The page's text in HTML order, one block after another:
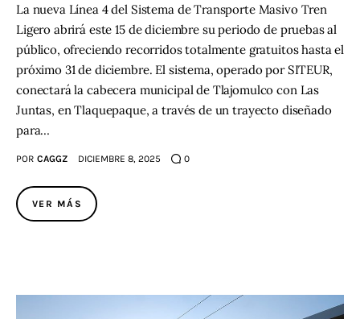
La nueva Línea 4 del Sistema de Transporte Masivo Tren
Ligero abrirá este 15 de diciembre su periodo de pruebas al
público, ofreciendo recorridos totalmente gratuitos hasta el
próximo 31 de diciembre. El sistema, operado por SITEUR,
conectará la cabecera municipal de Tlajomulco con Las
Juntas, en Tlaquepaque, a través de un trayecto diseñado
para…
POR CAGGZ DICIEMBRE 8, 2025 0
VER MÁS